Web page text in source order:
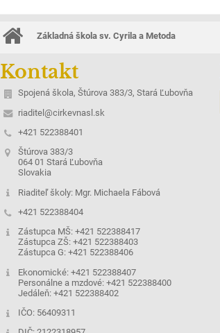
Základná škola sv. Cyrila a Metoda
Kontakt
Spojená škola, Štúrova 383/3, Stará Ľubovňa
riaditel@cirkevnasl.sk
+421 522388401
Štúrova 383/3
064 01 Stará Ľubovňa
Slovakia
Riaditeľ školy: Mgr. Michaela Fábová
+421 522388404
Zástupca MŠ: +421 522388417
Zástupca ZŠ: +421 522388403
Zástupca G: +421 522388406
Ekonomické: +421 522388407
Personálne a mzdové: +421 522388400
Jedáleň: +421 522388402
IČO: 56409311